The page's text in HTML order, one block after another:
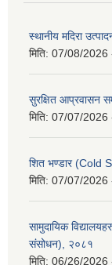
स्थानीय मदिरा
मिति: 07/08/2026
सुरक्षित आप्रवासन
मिति: 07/07/2026
शित भण्डार (Cold
मिति: 07/07/2026
सामुदायिक
संसोधन), २०८१
मिति: 06/26/2026